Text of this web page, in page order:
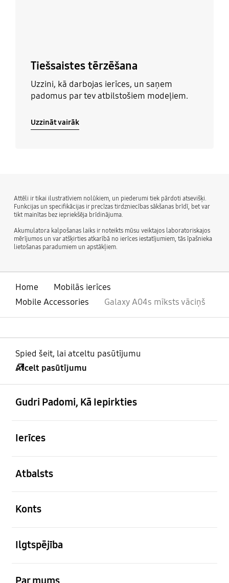
Tiešsaistes tērzēšana
Uzzini, kā darbojas ierīces, un saņem
padomus par tev atbilstošiem modeļiem.
Uzzināt vairāk
Attēli ir tikai ilustratīviem nolūkiem, un piederumi tiek pārdoti atsevišķi.
Funkcijas un specifikācijas ir precīzas tirdzniecības sākšanas brīdī, bet var
tikt mainītas bez iepriekšēja brīdinājuma.
Akumulatora kalpošanas laiks ir noteikts mūsu veiktajos laboratoriskajos
mērījumos un var atšķirties atkarībā no ierīces iestatījumiem, tās īpašnieka
lietošanas paradumiem un apstākļiem.
Home
Mobilās ierīces
Mobile Accessories
Galaxy A04s mīksts vāciņš
Spied šeit, lai atceltu pasūtījumu
Atcelt pasūtījumu
Gudri Padomi, Kā Iepirkties
Ierīces
Atbalsts
Konts
Ilgtspējība
Par mums